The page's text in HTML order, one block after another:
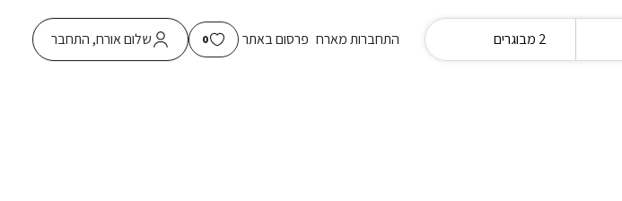
2 מבוגרים התחברות מארח פרסום באתר 0 שלום אורח, התחבר